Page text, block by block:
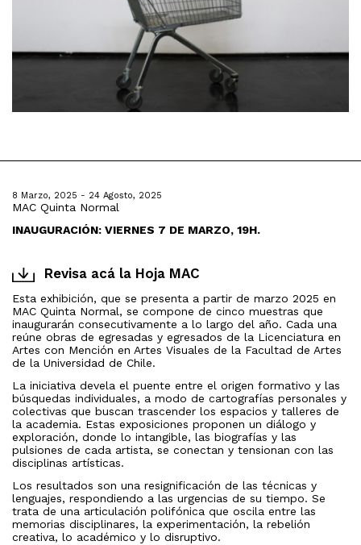
8 Marzo, 2025 - 24 Agosto, 2025
MAC Quinta Normal
INAUGURACIÓN: VIERNES 7 DE MARZO, 19H.
Revisa acá la Hoja MAC
Esta exhibición, que se presenta a partir de marzo 2025 en
MAC Quinta Normal, se compone de cinco muestras que
inaugurarán consecutivamente a lo largo del año. Cada una
reúne obras de egresadas y egresados de la Licenciatura en
Artes con Mención en Artes Visuales de la Facultad de Artes
de la Universidad de Chile.
La iniciativa devela el puente entre el origen formativo y las
búsquedas individuales, a modo de cartografías personales y
colectivas que buscan trascender los espacios y talleres de
la academia. Estas exposiciones proponen un diálogo y
exploración, donde lo intangible, las biografías y las
pulsiones de cada artista, se conectan y tensionan con las
disciplinas artísticas.
Los resultados son una resignificación de las técnicas y
lenguajes, respondiendo a las urgencias de su tiempo. Se
trata de una articulación polifónica que oscila entre las
memorias disciplinares, la experimentación, la rebelión
creativa, lo académico y lo disruptivo.